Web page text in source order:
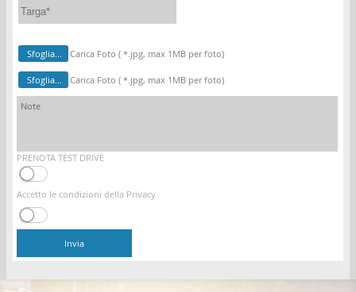
Sfoglia... Carica Foto ( *.jpg, max 1MB per foto)
Sfoglia... Carica Foto ( *.jpg, max 1MB per foto)
PRENOTA TEST DRIVE
Accetto le condizioni della Privacy